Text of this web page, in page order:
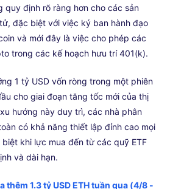
quy định rõ ràng hơn cho các sản
đặc biệt với việc ký ban hành đạo
và mới đây là việc cho phép các
trong các kế hoạch hưu trí 401(k).
1 tỷ USD vốn ròng trong một phiên
cho giai đoạn tăng tốc mới của thị
hướng này duy trì, các nhà phân
có khả năng thiết lập đỉnh cao mọi
khi lực mua đến từ các quỹ ETF
và dài hạn.
thêm 1.3 tỷ USD ETH tuần qua (4/8 -